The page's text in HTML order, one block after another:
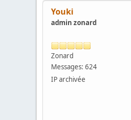
Youki
admin zonard
Zonard
Messages: 624
IP archivée